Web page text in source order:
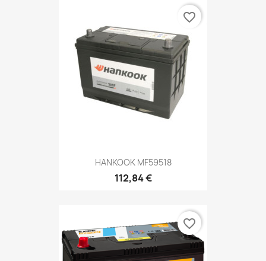
HANKOOK MF59518
112,84 €
favorite_border
favorite_border